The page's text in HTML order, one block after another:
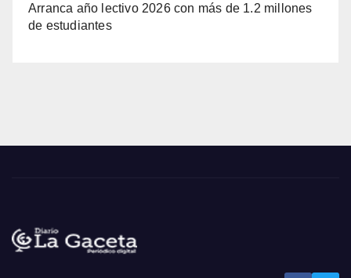
Arranca año lectivo 2026 con más de 1.2 millones
de estudiantes